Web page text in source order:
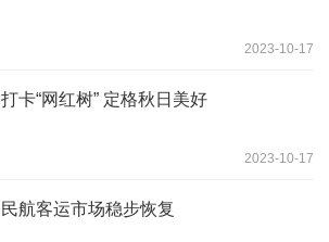
2023-10-17
打卡“网红树” 定格秋日美好
2023-10-17
民航客运市场稳步恢复